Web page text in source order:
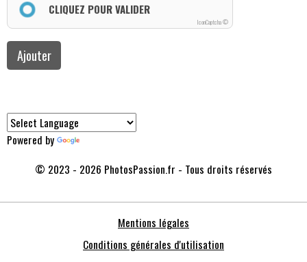
CLIQUEZ POUR VALIDER
IconCaptcha ©
Ajouter
Powered by
© 2023 - 2026 PhotosPassion.fr - Tous droits réservés
Mentions légales
Conditions générales d'utilisation